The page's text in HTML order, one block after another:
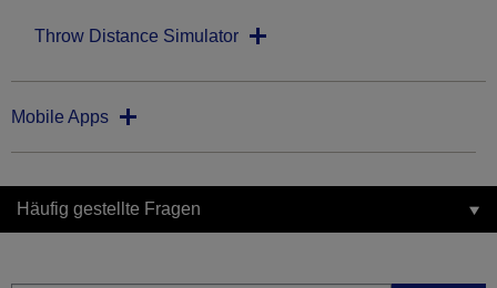
Throw Distance Simulator
Mobile Apps
Häufig gestellte Fragen